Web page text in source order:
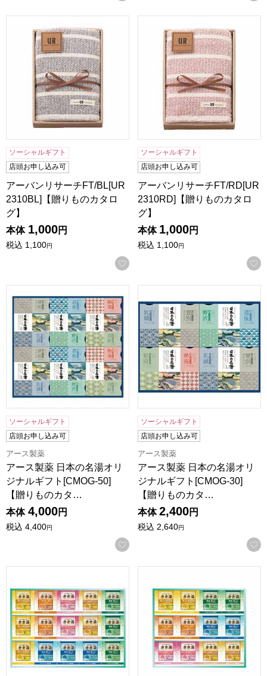
ソーシャルギフト
店頭お申し込み可
アーバンリサーチFT/BL[UR
2310BL]【贈りものカタロ
グ】
本体 1,000円
税込 1,100円
お気に入りに登録する
ソーシャルギフト
店頭お申し込み可
アーバンリサーチFT/RD[UR
2310RD]【贈りものカタロ
グ】
本体 1,000円
税込 1,100円
ソーシャルギフト
店頭お申し込み可
アース製薬
アース製薬 日本の名湯オリ
ジナルギフト[CMOG-50]
【贈りものカタ…
本体 4,000円
税込 4,400円
お気に入りに登録する
ソーシャルギフト
店頭お申し込み可
アース製薬
アース製薬 日本の名湯オリ
ジナルギフト[CMOG-30]
【贈りものカタ…
本体 2,400円
税込 2,640円